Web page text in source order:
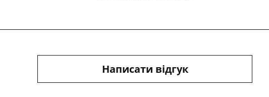
Написати відгук